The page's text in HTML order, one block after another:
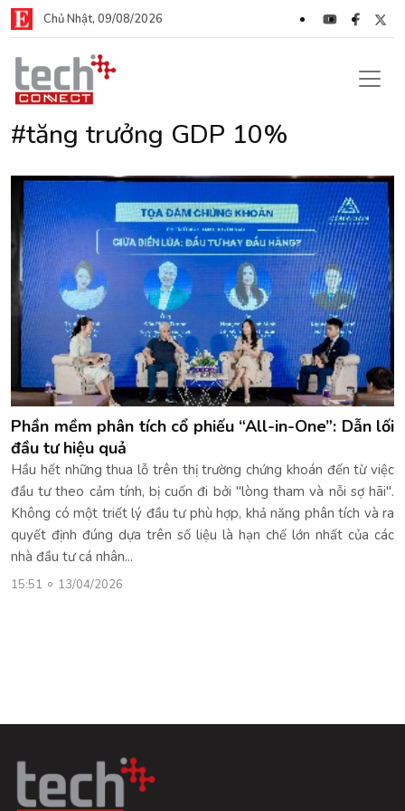
Chủ Nhật, 09/08/2026
#tăng trưởng GDP 10%
Phần mềm phân tích cổ phiếu “All-in-One”: Dẫn lối
đầu tư hiệu quả
Hầu hết những thua lỗ trên thị trường chứng khoán đến từ việc
đầu tư theo cảm tính, bị cuốn đi bởi "lòng tham và nỗi sợ hãi".
Không có một triết lý đầu tư phù hợp, khả năng phân tích và ra
quyết định đúng dựa trên số liệu là hạn chế lớn nhất của các
nhà đầu tư cá nhân...
15:51 13/04/2026